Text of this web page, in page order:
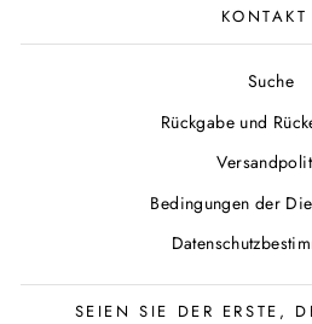
KONTAKT
Suche
Rückgabe und
Bedingungen der
SEIEN SIE DER ERSTE,